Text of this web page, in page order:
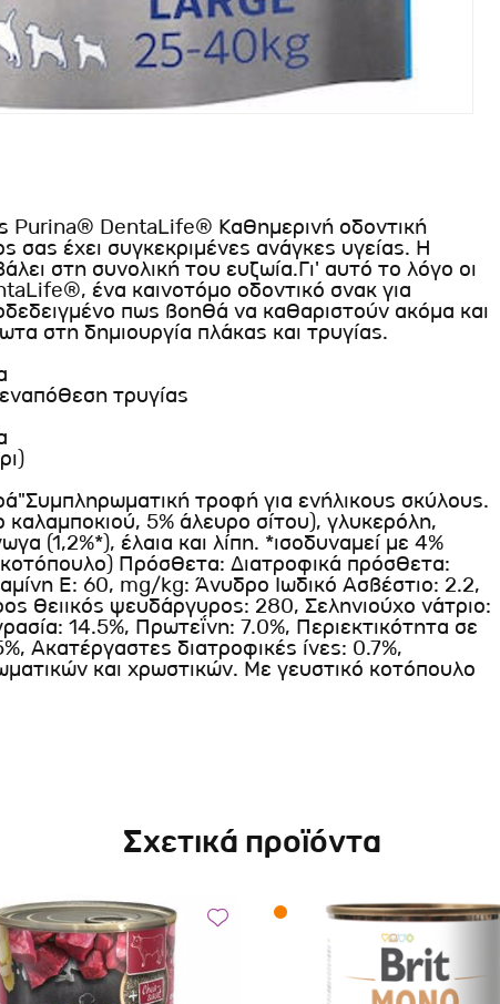
Purina® DentaLife® Καθημερινή οδοντική
έχει συγκεκριμένες ανάγκες υγείας. Η
στη συνολική του ευζωία.Γι' αυτό το λόγο οι
ένα καινοτόμο οδοντικό σνακ για
πως βοηθά να καθαριστούν ακόμα και
στη δημιουργία πλάκας και τρυγίας.
τρυγίας
τροφή για ενήλικους σκύλους.
5% άλευρο σίτου), γλυκερόλη,
(1,2%*), έλαια και λίπη. *ισοδυναμεί με 4%
Πρόσθετα: Διατροφικά πρόσθετα:
Ε: 60, mg/kg: Άνυδρο Ιωδικό Ασβέστιο: 2.2,
θειικός ψευδάργυρος: 280, Σεληνιούχο νάτριο:
14.5%, Πρωτεΐνη: 7.0%, Περιεκτικότητα σε
Ακατέργαστες διατροφικές ίνες: 0.7%,
και χρωστικών. Με γευστικό κοτόπουλο
Σχετικά προϊόντα